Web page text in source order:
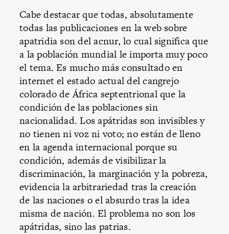
Cabe destacar que todas, absolutamente
todas las publicaciones en la web sobre
apatridia son del acnur, lo cual significa que
a la población mundial le importa muy poco
el tema. Es mucho más consultado en
internet el estado actual del cangrejo
colorado de África septentrional que la
condición de las poblaciones sin
nacionalidad. Los apátridas son invisibles y
no tienen ni voz ni voto; no están de lleno
en la agenda internacional porque su
condición, además de visibilizar la
discriminación, la marginación y la pobreza,
evidencia la arbitrariedad tras la creación
de las naciones o el absurdo tras la idea
misma de nación. El problema no son los
apátridas, sino las patrias.